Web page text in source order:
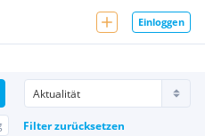
Einloggen
Filter zurücksetzen